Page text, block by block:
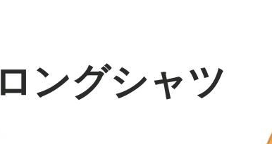
HIGH
FASHIO
ロングシャツ